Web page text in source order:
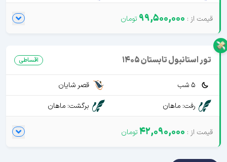
99,500,000
تور استانبول تابستان 1405 اقساطی
5 شب
قصر شایان
رفت: ماهان
برگشت: ماهان
42,090,000